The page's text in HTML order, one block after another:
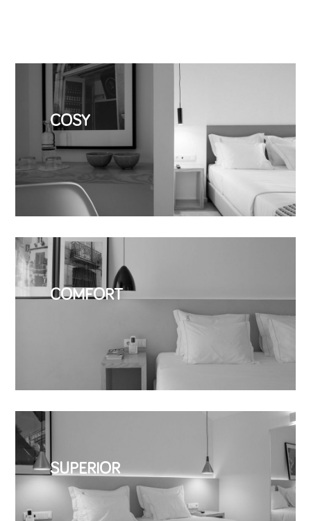
COSY
COMFORT
SUPERIOR